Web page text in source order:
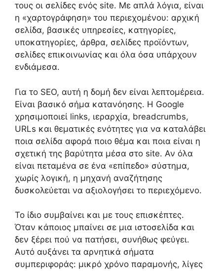
τους οι σελίδες ενός site. Με απλά λόγια, είναι
η «χαρτογράφηση» του περιεχομένου: αρχική
σελίδα, βασικές υπηρεσίες, κατηγορίες,
υποκατηγορίες, άρθρα, σελίδες προϊόντων,
σελίδες επικοινωνίας και όλα όσα υπάρχουν
ενδιάμεσα.
Για το SEO, αυτή η δομή δεν είναι λεπτομέρεια.
Είναι βασικό σήμα κατανόησης. Η Google
χρησιμοποιεί links, ιεραρχία, breadcrumbs,
URLs και θεματικές ενότητες για να καταλάβει
ποια σελίδα αφορά ποιο θέμα και ποια είναι η
σχετική της βαρύτητα μέσα στο site. Αν όλα
είναι πεταμένα σε ένα «επίπεδο» σύστημα,
χωρίς λογική, η μηχανή αναζήτησης
δυσκολεύεται να αξιολογήσει το περιεχόμενο.
Το ίδιο συμβαίνει και με τους επισκέπτες.
Όταν κάποιος μπαίνει σε μια ιστοσελίδα και
δεν ξέρει πού να πατήσει, συνήθως φεύγει.
Αυτό αυξάνει τα αρνητικά σήματα
συμπεριφοράς: μικρό χρόνο παραμονής, λίγες